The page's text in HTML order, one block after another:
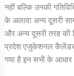
नहीं बल्कि उनकी
के अलावा अन्य दूसरी
और अन्य दूसरी तरह की
प्रदेश एजुकेशनल कैलेंडर
गया है इन सभी के आधार